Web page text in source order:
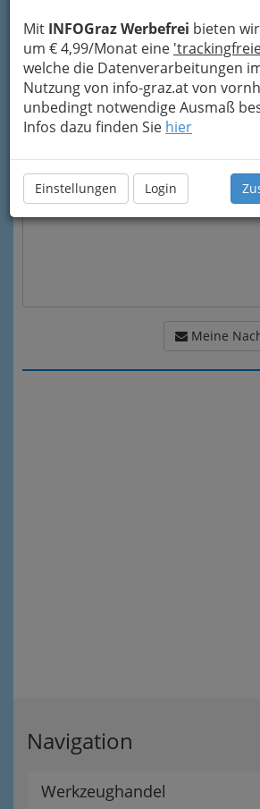
Mit INFOGraz Werbefrei bieten
um € 4,99/Monat eine
welche die Datenverarbeitungen
Nutzung von info-graz.at von
unbedingt notwendige Ausmaß
Infos dazu finden Sie hier
Einstellungen Login
Mein Betreff
Meine Nachricht
Meine
Navigation
Werkzeughandel